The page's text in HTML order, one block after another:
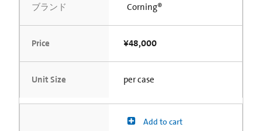
ブランド Corning®
Price ¥48,000
Unit Size per case
Add to cart